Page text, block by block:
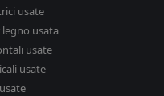
usate
legno usata
usate
usate